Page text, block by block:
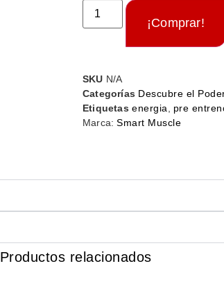
¡Comprar!
SKU N/A
Categorías Descubre el
Etiquetas energia pre
Marca:Smart Muscle
Productos relacionados